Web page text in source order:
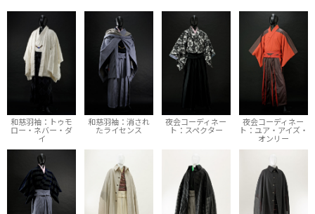
和慈羽袖：トゥモ
ロー・ネバー・ダ
イ
和慈羽袖：消され
たライセンス
夜会コーディネー
ト：スペクター
夜会コーディネー
ト：ユア・アイズ・
オンリー